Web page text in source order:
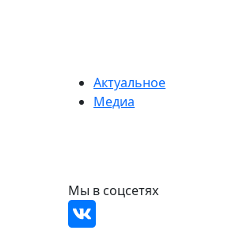
Актуальное
Медиа
Мы в соцсетях